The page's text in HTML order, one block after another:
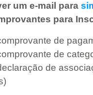
um e-mail para
para
de
de
de